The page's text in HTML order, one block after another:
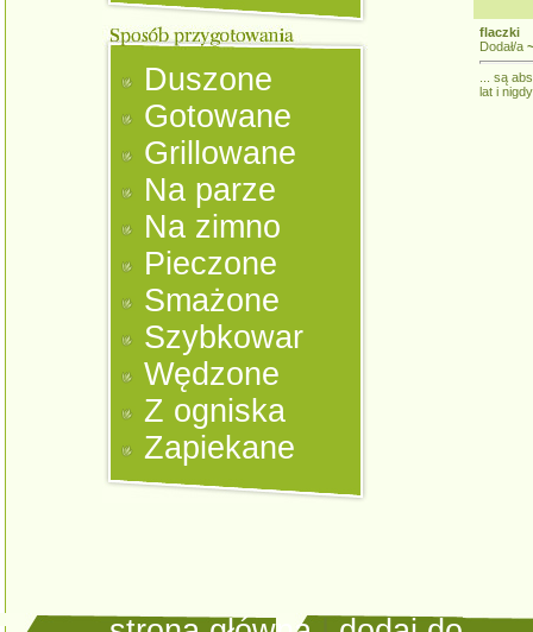
Duszone
Gotowane
Grillowane
Na parze
Na zimno
Pieczone
Smażone
Szybkowar
Wędzone
Z ogniska
Zapiekane
flaczki
Dodał/a
... są
lat i